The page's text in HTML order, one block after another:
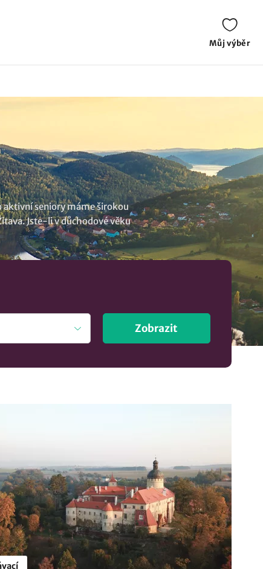
Můj výběr
aktivní seniory máme širokou
Jste-li v důchodové věku
Zobrazit